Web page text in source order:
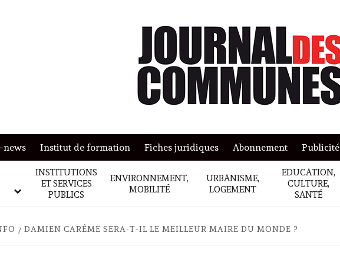
news Institut de formation Fiches juridiques Abonnement Publicité
INSTITUTIONS
ET SERVICES
PUBLICS
ENVIRONNEMENT,
MOBILITÉ
URBANISME,
LOGEMENT
EDUCATION,
CULTURE,
SANTÉ
DAMIEN CARÊME SERA-T-IL LE MEILLEUR MAIRE DU MONDE ?